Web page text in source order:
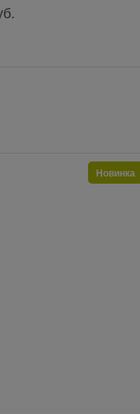
Новинка